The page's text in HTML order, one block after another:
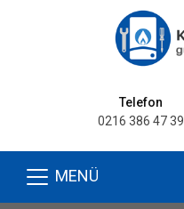
Telefon
0216 386 47 39
MENÜ